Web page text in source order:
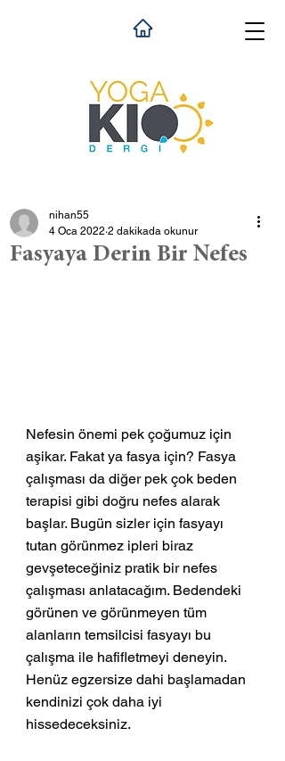
Fasyaya Derin Bir Nefes
nihan55
4 Oca 2022 2 dakikada okunur
Nefesin önemi pek çoğumuz için
aşikar. Fakat ya fasya için? Fasya
çalışması da diğer pek çok beden
terapisi gibi doğru nefes alarak
başlar. Bugün sizler için fasyayı
tutan görünmez ipleri biraz
gevşeteceğiniz pratik bir nefes
çalışması anlatacağım. Bedendeki
görünen ve görünmeyen tüm
alanların temsilcisi fasyayı bu
çalışma ile hafifletmeyi deneyin.
Henüz egzersize dahi başlamadan
kendinizi çok daha iyi
hissedeceksiniz.